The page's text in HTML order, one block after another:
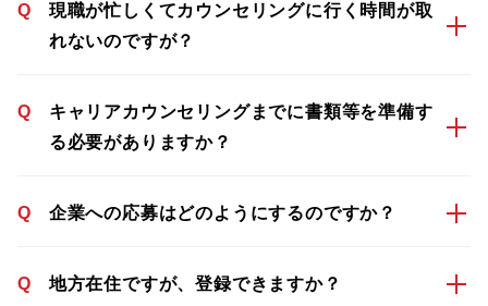
Q
現職が忙しくてカウンセリングに行く時間が取
れないのですが？
Q
キャリアカウンセリングまでに書類等を準備す
る必要がありますか？
Q 企業への応募はどのようにするのですか？
Q 地方在住ですが、登録できますか？